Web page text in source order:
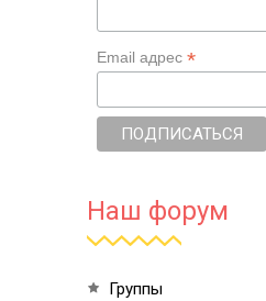
Email адрес *
Наш форум
группы